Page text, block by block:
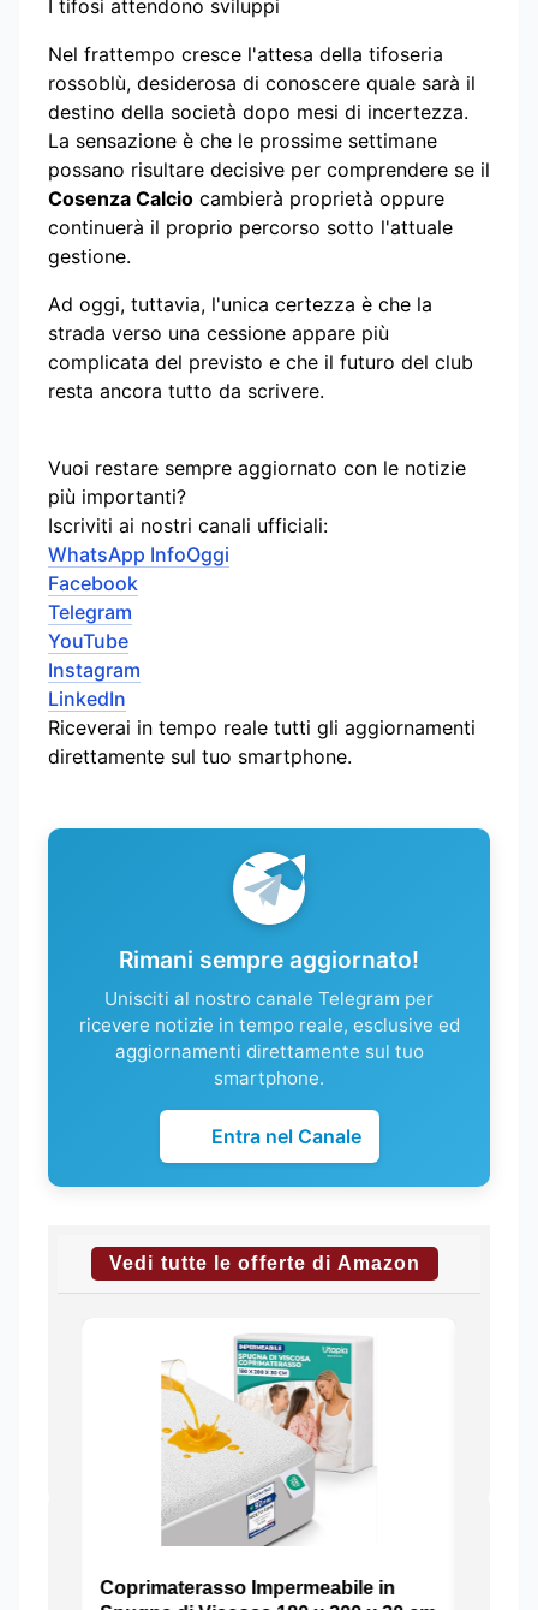
I tifosi attendono sviluppi
Nel frattempo cresce l'attesa della tifoseria
rossoblù, desiderosa di conoscere quale sarà il
destino della società dopo mesi di incertezza.
La sensazione è che le prossime settimane
possano risultare decisive per comprendere se il
Cosenza Calcio cambierà proprietà oppure
continuerà il proprio percorso sotto l'attuale
gestione.
Ad oggi, tuttavia, l'unica certezza è che la
strada verso una cessione appare più
complicata del previsto e che il futuro del club
resta ancora tutto da scrivere.
Vuoi restare sempre aggiornato con le notizie
più importanti?
Iscriviti ai nostri canali ufficiali:
WhatsApp InfoOggi
Facebook
Telegram
YouTube
Instagram
LinkedIn
Riceverai in tempo reale tutti gli aggiornamenti
direttamente sul tuo smartphone.
Rimani sempre aggiornato!
Unisciti al nostro canale Telegram per
ricevere notizie in tempo reale, esclusive ed
aggiornamenti direttamente sul tuo
smartphone.
Entra nel Canale